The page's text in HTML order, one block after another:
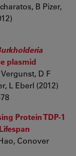
B Pizer,
plasmid
D F
L Eberl (2012)
Protein TDP-1
Conover